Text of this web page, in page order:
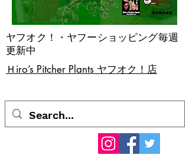
​Ｈiro’s Pitcher Plants ヤフオク！店
ヤフオク！・ヤフーショッピング毎週
更新中